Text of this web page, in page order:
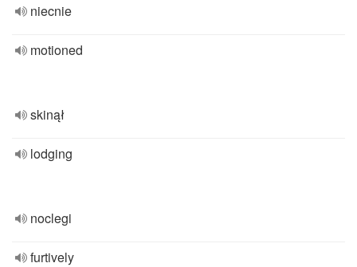
niecnie
motioned
skinął
lodging
noclegi
furtively